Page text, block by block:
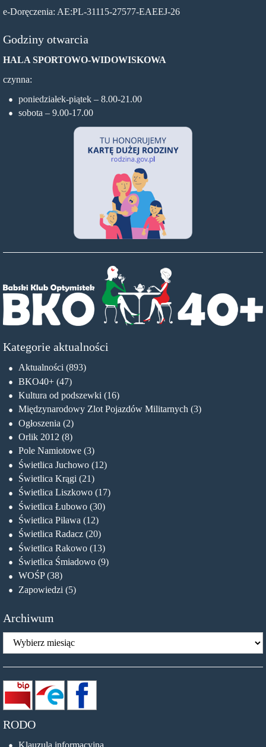
e-Doręczenia: AE:PL-31115-27577-EAEEJ-26
Godziny otwarcia
HALA SPORTOWO-WIDOWISKOWA
czynna:
poniedziałek-piątek – 8.00-21.00
sobota – 9.00-17.00
Kategorie aktualności
Aktualności (893)
BKO40+ (47)
Kultura od podszewki (16)
Międzynarodowy Zlot Pojazdów Militarnych (3)
Ogłoszenia (2)
Orlik 2012 (8)
Pole Namiotowe (3)
Świetlica Juchowo (12)
Świetlica Krągi (21)
Świetlica Liszkowo (17)
Świetlica Łubowo (30)
Świetlica Piława (12)
Świetlica Radacz (20)
Świetlica Rakowo (13)
Świetlica Śmiadowo (9)
WOŚP(38)
Zapowiedzi (5)
Archiwum
Archiwum
RODO
Klauzula informacyjna